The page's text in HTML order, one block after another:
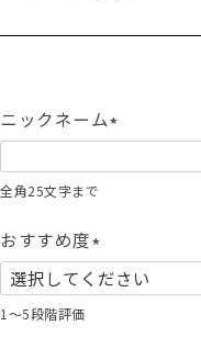
ニックネーム
必
全角25文字まで
おすすめ度
(
必
1～5段階評価